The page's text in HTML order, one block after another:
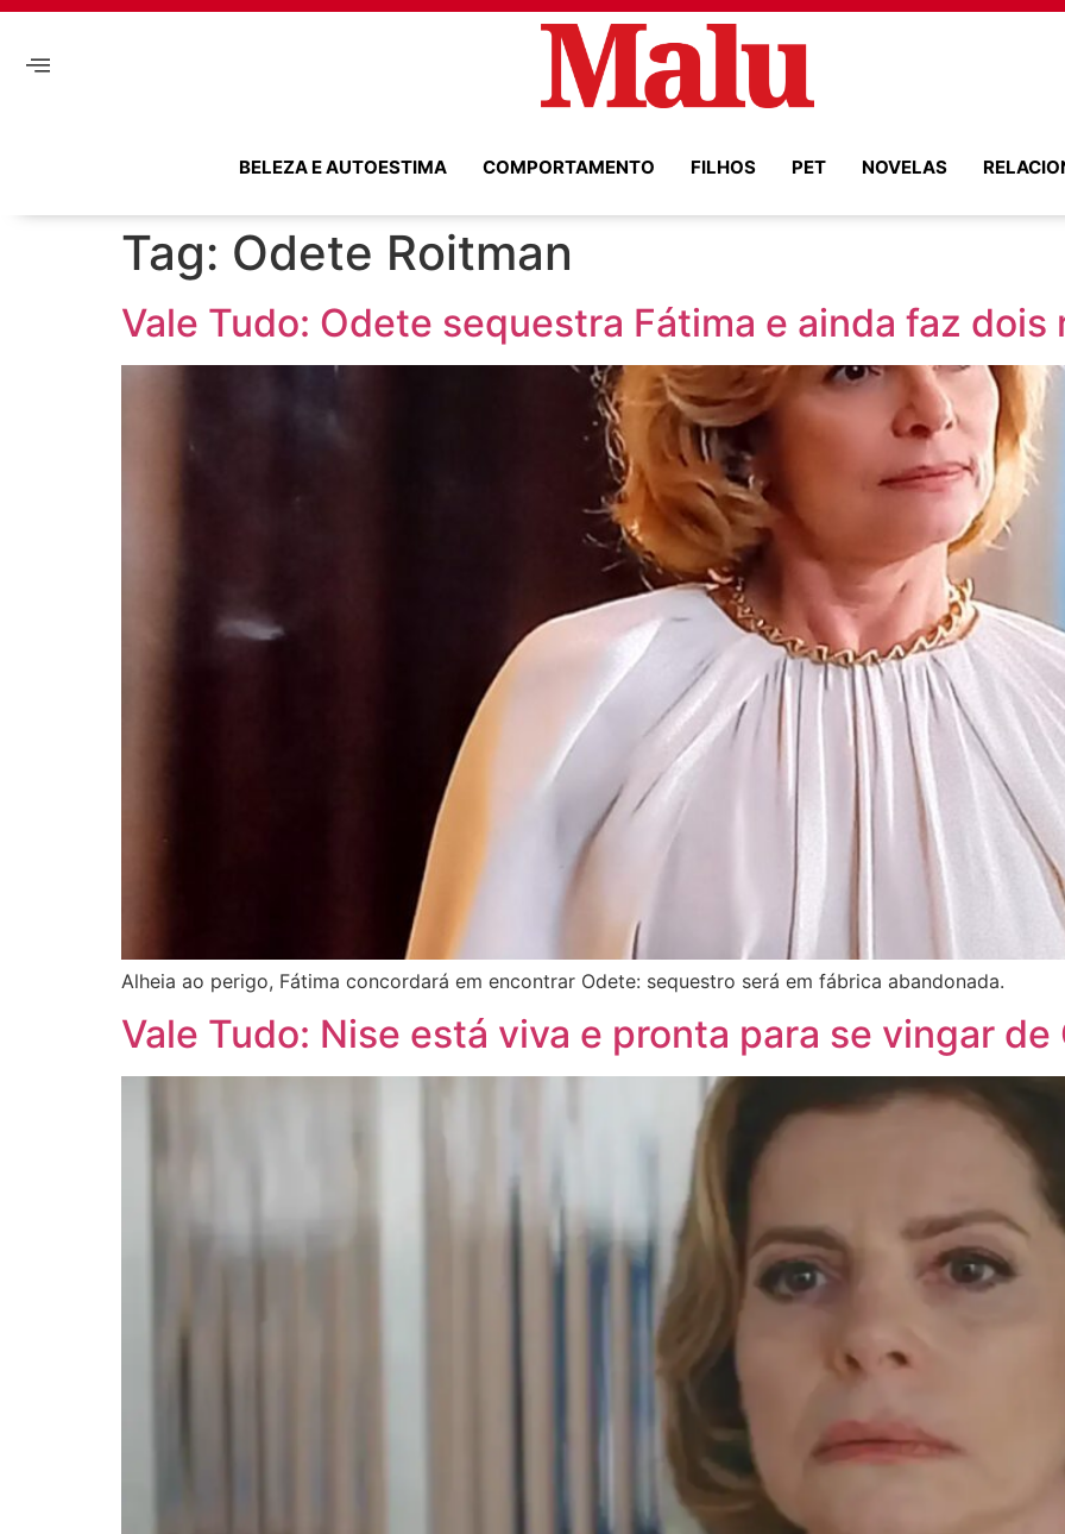
BELEZA E AUTOESTIMA COMPORTAMENTO FILHOS PET NOVELAS
Tag: Odete Roitman
Vale Tudo: Odete sequestra Fátima e ainda faz dois
Alheia ao perigo, Fátima concordará em encontrar Odete: sequestro será em fábrica abandonada.
Vale Tudo: Nise está viva e pronta para se vingar de